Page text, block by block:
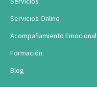
Servicios Online
Acompañamiento Emocional
Formación
Blog